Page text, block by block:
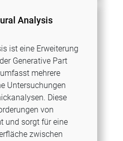
Analysis
ist eine Erweiterung
Generative Part
mehrere
Untersuchungen
Diese
von
und sorgt für eine
zwischen